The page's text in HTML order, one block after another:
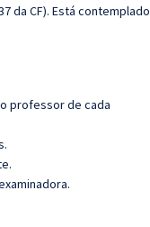
da CF). Está contemplado
professor de cada